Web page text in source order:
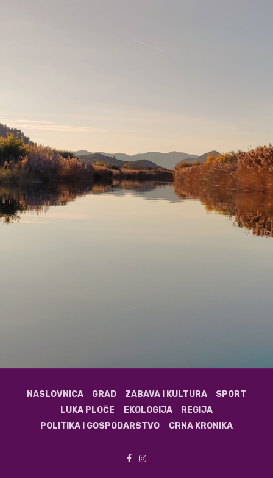
NASLOVNICA GRAD ZABAVA I KULTURA
SPORT
LUKA PLOČE
EKOLOGIJA
REGIJA
POLITIKA I GOSPODARSTVO
CRNA KRONIKA